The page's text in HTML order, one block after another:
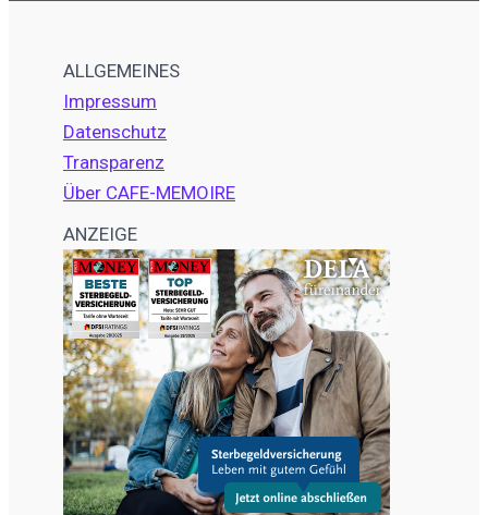
ALLGEMEINES
Impressum
Datenschutz
Transparenz
Über CAFE-MEMOIRE
ANZEIGE